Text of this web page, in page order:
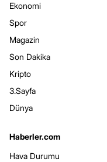
Ekonomi
Spor
Magazin
Son Dakika
Kripto
3.Sayfa
Dünya
Haberler.com
Hava Durumu